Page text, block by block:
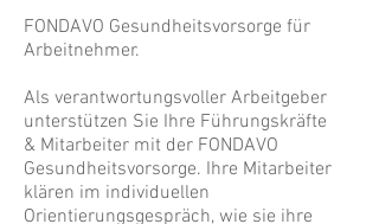
FONDAVO Gesundheitsvorsorge für
Arbeitnehmer.
Als verantwortungsvoller Arbeitgeber
unterstützen Sie Ihre Führungskräfte
& Mitarbeiter mit der FONDAVO
Gesundheitsvorsorge. Ihre Mitarbeiter
klären im individuellen
Orientierungsgespräch, wie sie ihre